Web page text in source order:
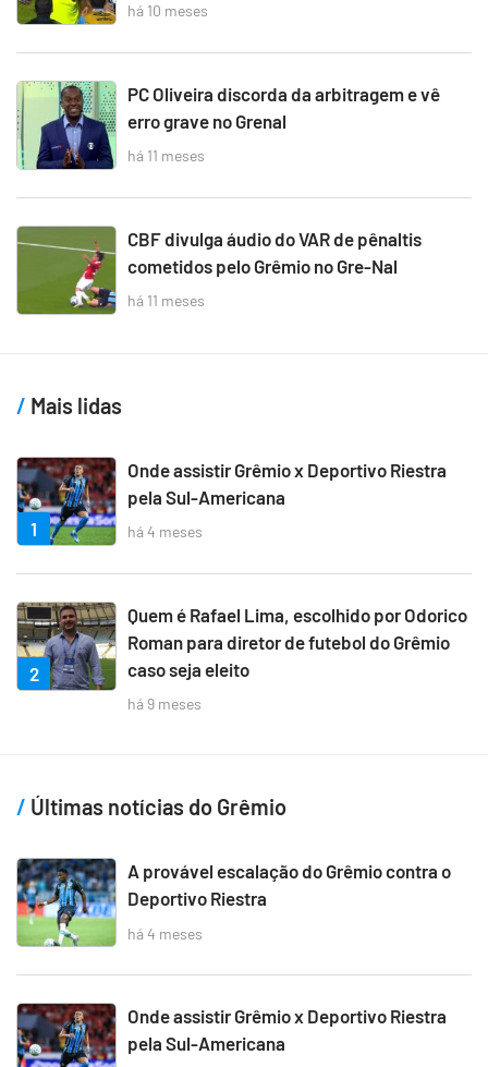
há 10 meses
PC Oliveira discorda da arbitragem e vê
erro grave no Grenal
há 11 meses
CBF divulga áudio do VAR de pênaltis
cometidos pelo Grêmio no Gre-Nal
há 11 meses
Mais lidas
1
Onde assistir Grêmio x Deportivo Riestra
pela Sul-Americana
há 4 meses
2
Quem é Rafael Lima, escolhido por Odorico
Roman para diretor de futebol do Grêmio
caso seja eleito
há 9 meses
Últimas notícias do Grêmio
A provável escalação do Grêmio contra o
Deportivo Riestra
há 4 meses
Onde assistir Grêmio x Deportivo Riestra
pela Sul-Americana